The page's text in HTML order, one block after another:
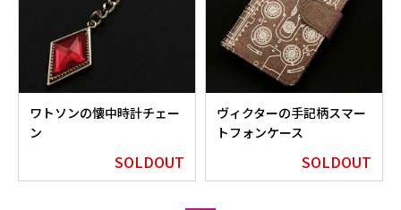
ワトソンの懐中時計チェー
ン
SOLDOUT
ヴィクターの手記柄スマー
トフォンケース
SOLDOUT